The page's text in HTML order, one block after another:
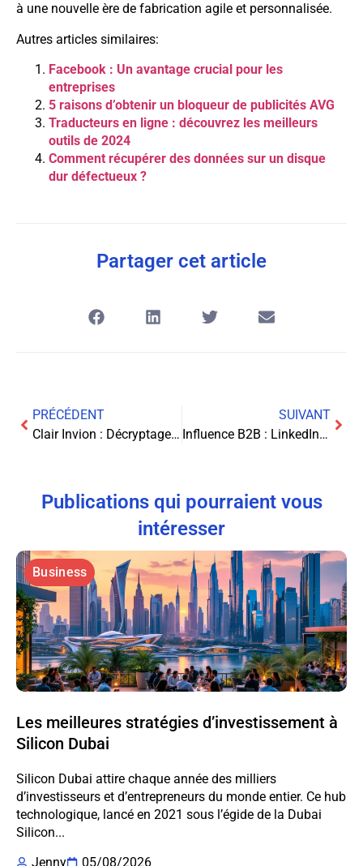
à une nouvelle ère de fabrication agile et personnalisée.
Autres articles similaires:
Facebook : Un avantage crucial pour les
entreprises
5 raisons d’obtenir un bloqueur de publicités AVG
Traducteurs en ligne : découvrez les meilleurs
outils de 2024
Comment récupérer des données sur un disque
dur défectueux ?
Partager cet article
PRÉCÉDENT
Clair Invion : Décryptage d’une plateforme de trading automatisé
SUIVANT
Influence B2B : LinkedIn devient-il un réseau d’influence ?
Publications qui pourraient vous
intéresser
Business
Les meilleures stratégies d’investissement à
Silicon Dubai
Silicon Dubai attire chaque année des milliers
d’investisseurs et d’entrepreneurs du monde entier. Ce hub
technologique, lancé en 2021 sous l’égide de la Dubai
Silicon...
Jenny
05/08/2026